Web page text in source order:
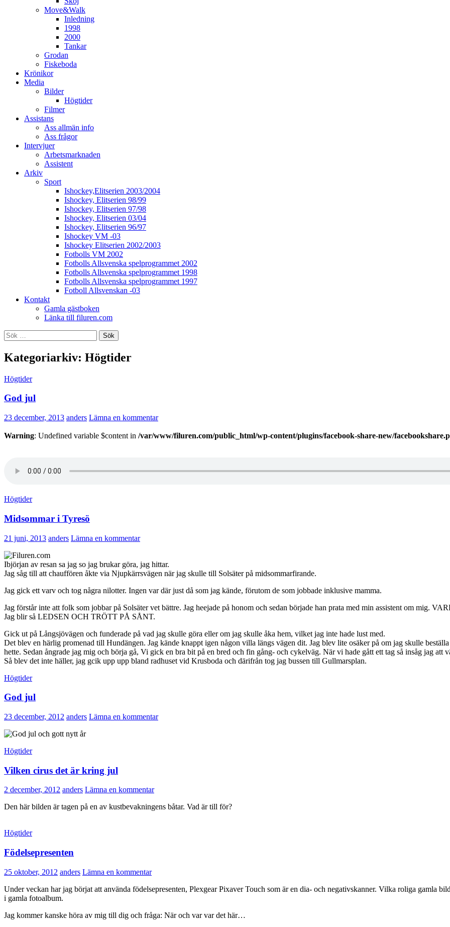
Move&Walk
Inledning
1998
2000
Tankar
Grodan
Fiskeboda
Krönikor
Media
Bilder
Högtider
Filmer
Assistans
Ass allmän info
Ass frågor
Intervjuer
Arbetsmarknaden
Assistent
Arkiv
Sport
Ishockey,Elitserien 2003/2004
Ishockey, Elitserien 98/99
Ishockey, Elitserien 97/98
Ishockey, Elitserien 03/04
Ishockey, Elitserien 96/97
Ishockey VM -03
Ishockey Elitserien 2002/2003
Fotbolls VM 2002
Fotbolls Allsvenska spelprogrammet 2002
Fotbolls Allsvenska spelprogrammet 1998
Fotbolls Allsvenska spelprogrammet 1997
Fotboll Allsvenskan -03
Kontakt
Gamla gästboken
Länka till filuren.com
Sök
efter:
Kategoriarkiv: Högtider
Högtider
God jul
23 december, 2013 anders Lämna en kommentar
Warning: Undefined variable $content in /var/www/filuren.com/public_html/wp-content/plugins/facebook-share-new/
Högtider
Midsommar i Tyresö
21 juni, 2013 anders Lämna en kommentar
Ibjörjan av resan sa jag so jag brukar göra, jag hittar.
Jag såg till att chauffören åkte via Njupkärrsvägen när jag skulle till Solsäter på midsommarfirande.
Jag gick ett varv och tog några nilotter. Ingen var där just då som jag kände, förutom de som jobbade inklusive mamma.
Jag förstår inte att folk som jobbar på Solsäter vet bättre. Jag heejade på honom och sedan började han prata med min assistent om mig.
Jag blir så LEDSEN OCH TRÖTT PÅ SÅNT.
Gick ut på Långsjövägen och funderade på vad jag skulle göra eller om jag skulle åka hem, vilket jag inte hade lust med.
Det blev en härlig promenad till Hundängen. Jag kände knappt igen någon villa längs vägen dit. Jag blev lite osäker på om jag skulle
hette. Sedan ångrade jag mig och börja gå, Vi gick en bra bit på en bred och fin gång- och cykelväg. När vi hade gått ett tag så insåg jag att
Så blev det inte häller, jag gcik upp upp bland radhuset vid Krusboda och därifrån tog jag bussen till Gullmarsplan.
Högtider
God jul
23 december, 2012 anders Lämna en kommentar
Högtider
Vilken cirus det är kring jul
2 december, 2012 anders Lämna en kommentar
Den här bilden är tagen på en av kustbevakningens båtar. Vad är till för?
Högtider
Födelsepresenten
25 oktober, 2012 anders Lämna en kommentar
Under veckan har jag börjat att använda födelsepresenten, Plexgear Pixaver Touch som är en dia- och negativskanner. Vilka roliga gamla
i gamla fotoalbum.
Jag kommer kanske höra av mig till dig och fråga: När och var var det här…